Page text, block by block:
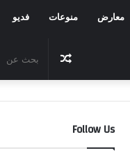
معارض منوعات فديو
مقال
عشوائي
Follow Us